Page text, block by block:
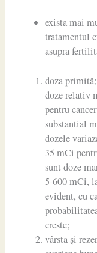
exista mai
tratamentul
asupra
doza
doze relativ
pentru
substantial
dozele
35 mCi
sunt doze
5-600 mCi,
evident, cu
creste;
vârsta și